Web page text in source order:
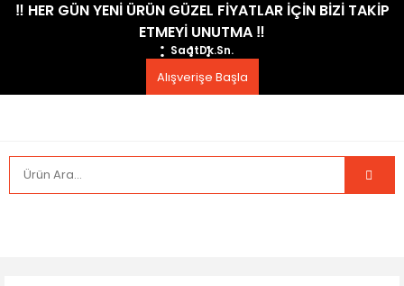
​‼️​ HER GÜN YENİ ÜRÜN GÜZEL FİYATLAR İÇİN BİZİ TAKİP
ETMEYİ UNUTMA ​‼️​
SaatDk.Sn.
Alışverişe Başla